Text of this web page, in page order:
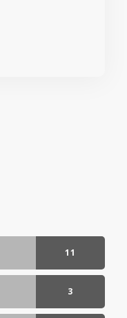
11
GÖNDERI(LER)
3